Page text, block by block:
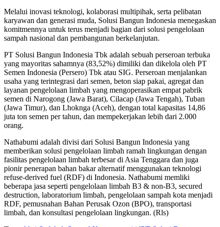
Melalui inovasi teknologi, kolaborasi multipihak, serta pelibatan
karyawan dan generasi muda, Solusi Bangun Indonesia menegaskan
komitmennya untuk terus menjadi bagian dari solusi pengelolaan
sampah nasional dan pembangunan berkelanjutan.
PT Solusi Bangun Indonesia Tbk adalah sebuah perseroan terbuka
yang mayoritas sahamnya (83,52%) dimiliki dan dikelola oleh PT
Semen Indonesia (Persero) Tbk atau SIG. Perseroan menjalankan
usaha yang terintegrasi dari semen, beton siap pakai, agregat dan
layanan pengelolaan limbah yang mengoperasikan empat pabrik
semen di Narogong (Jawa Barat), Cilacap (Jawa Tengah), Tuban
(Jawa Timur), dan Lhoknga (Aceh), dengan total kapasitas 14,86
juta ton semen per tahun, dan mempekerjakan lebih dari 2.000
orang.
Nathabumi adalah divisi dari Solusi Bangun Indonesia yang
memberikan solusi pengelolaan limbah ramah lingkungan dengan
fasilitas pengelolaan limbah terbesar di Asia Tenggara dan juga
pionir penerapan bahan bakar alternatif menggunakan teknologi
refuse-derived fuel (RDF) di Indonesia. Nathabumi memliki
beberapa jasa seperti pengelolaan limbah B3 & non-B3, secured
destruction, laboratorium limbah, pengelolaan sampah kota menjadi
RDF, pemusnahan Bahan Perusak Ozon (BPO), transportasi
limbah, dan konsultasi pengelolaan lingkungan. (Rls)